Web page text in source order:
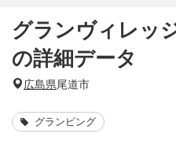
グランヴィレッ
の詳細データ
広島県尾道市
グランピング